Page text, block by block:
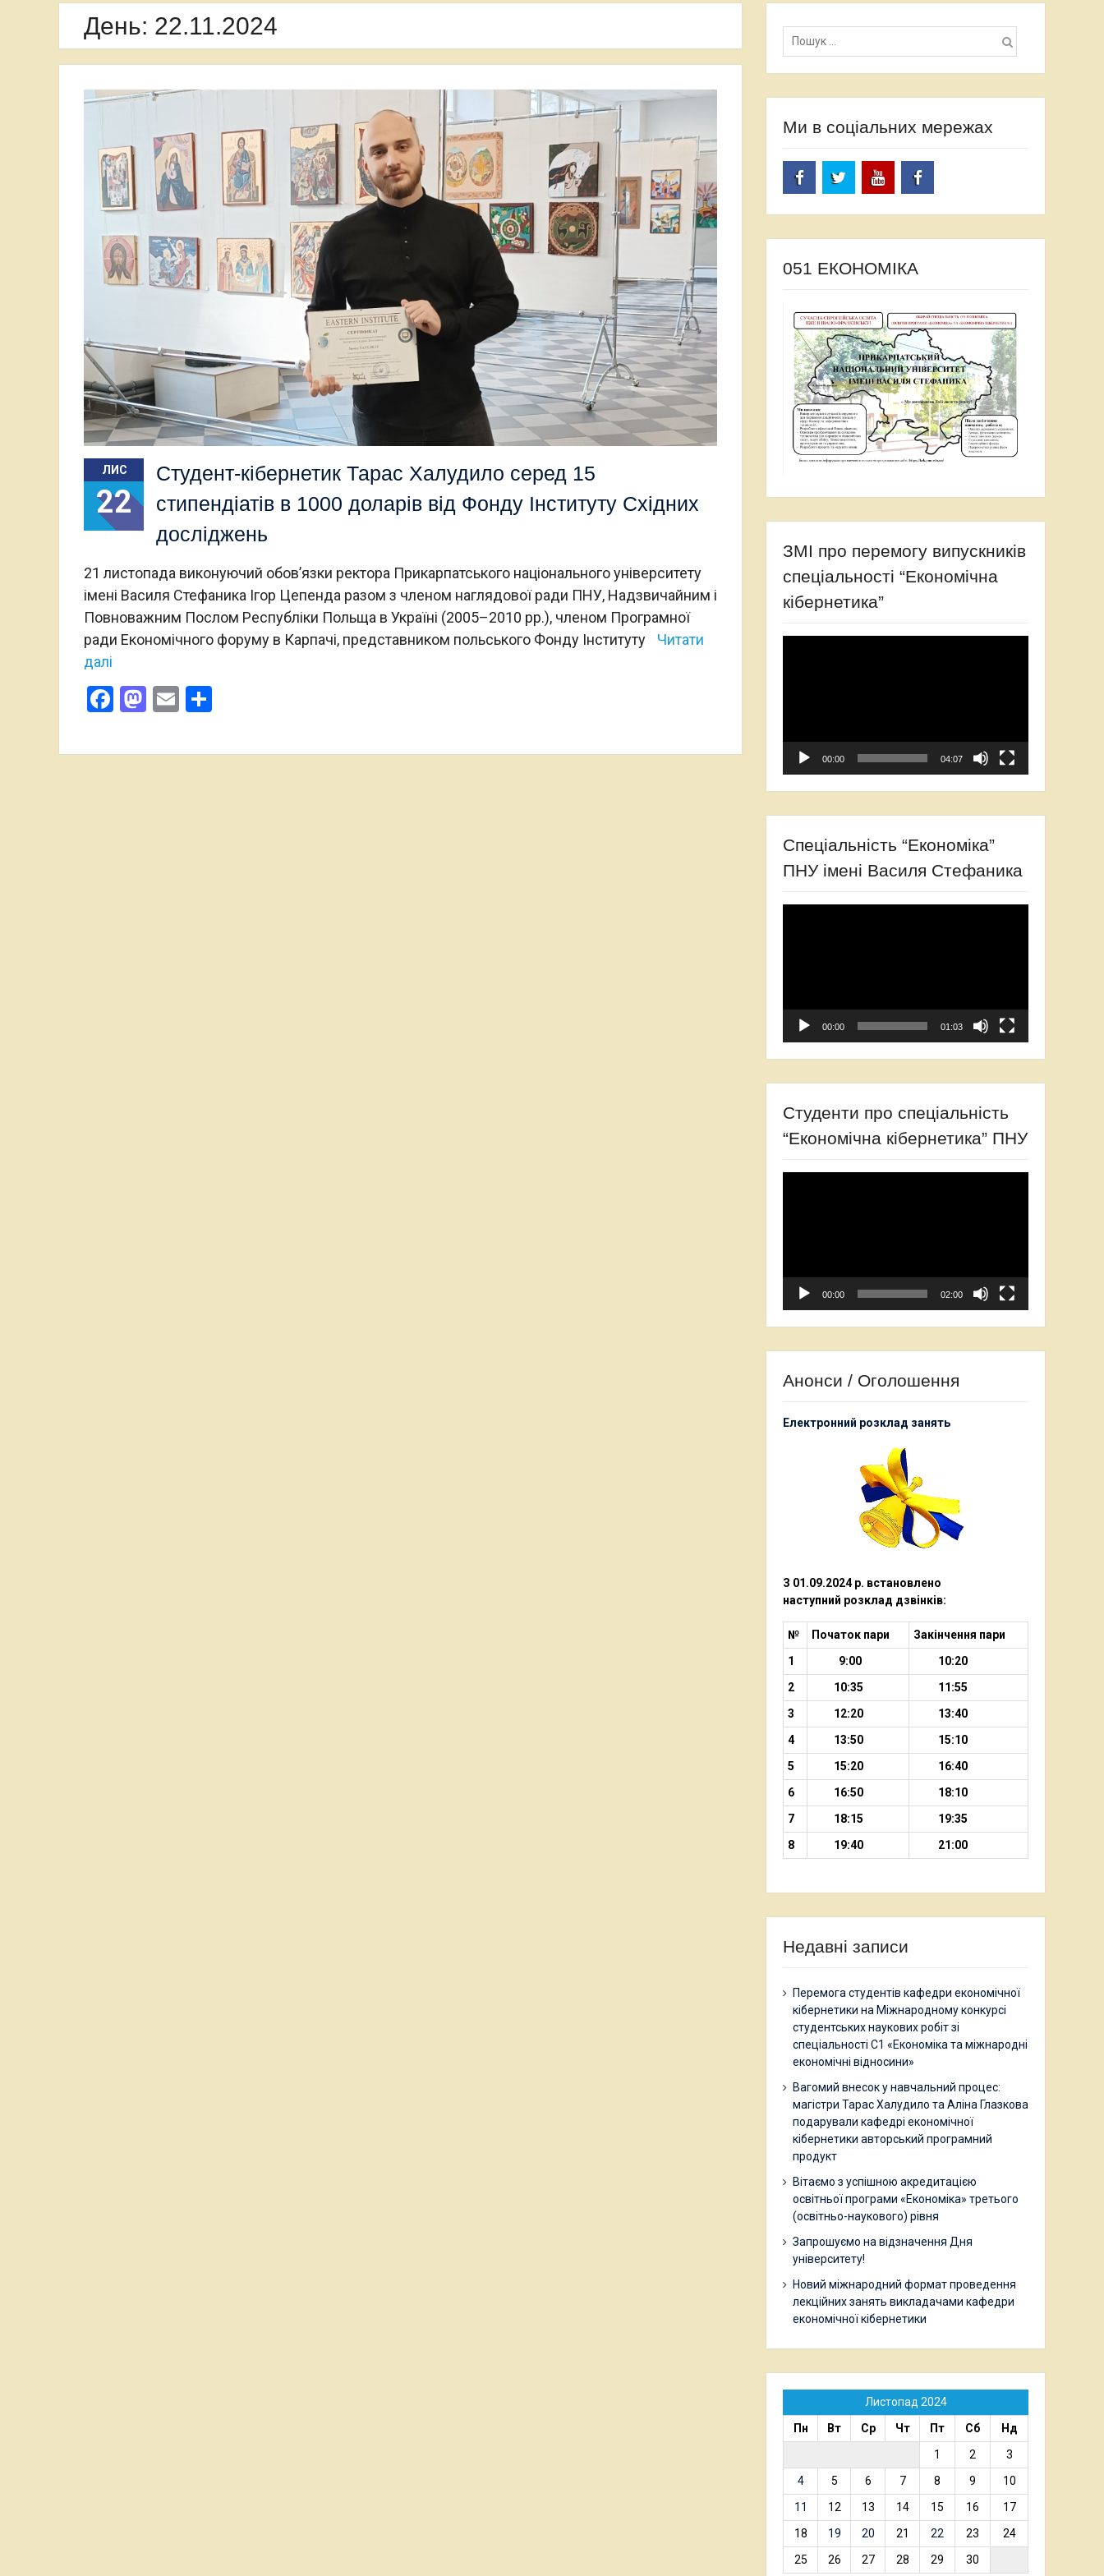
День: 22.11.2024
ЛИС
22
Студент-кібернетик Тарас Халудило серед 15
стипендіатів в 1000 доларів від Фонду Інституту Східних
досліджень
21 листопада виконуючий обов’язки ректора Прикарпатського національного університету
імені Василя Стефаника Ігор Цепенда разом з членом наглядової ради ПНУ, Надзвичайним і
Повноважним Послом Республіки Польща в Україні (2005–2010 рр.), членом Програмної
ради Економічного форуму в Карпачі, представником польського Фонду Інституту
Читати
далі
Facebook
Mastodon
Email
Пошук:
Ми в соціальних мережах
051 ЕКОНОМІКА
ЗМІ про перемогу випускників
спеціальності “Економічна
кібернетика”
00:00 04:07
Спеціальність “Економіка”
ПНУ імені Василя Стефаника
00:00 01:03
Студенти про спеціальність
“Економічна кібернетика” ПНУ
00:00 02:00
Анонси / Оголошення
Електронний розклад занять
З 01.09.2024 р. встановлено
наступний розклад дзвінків:
№ Початок пари
Закінчення пари
1
9:00
10:20
2
10:35
11:55
3
12:20
13:40
4
13:50
15:10
5
15:20
16:40
6
16:50
18:10
7
18:15
19:35
8
19:40 21:00
Недавні записи
Перемога студентів кафедри економічної
кібернетики на Міжнародному конкурсі
студентських наукових робіт зі
спеціальності С1 «Економіка та міжнародні
економічні відносини»
Вагомий внесок у навчальний процес:
магістри Тарас Халудило та Аліна Глазкова
подарували кафедрі економічної
кібернетики авторський програмний
продукт
Вітаємо з успішною акредитацією
освітньої програми «Економіка» третього
(освітньо-наукового) рівня
Запрошуємо на відзначення Дня
університету!
Новий міжнародний формат проведення
лекційних занять викладачами кафедри
економічної кібернетики
Листопад 2024
Пн
Вт Ср Чт Пт Сб
Нд
1
2
3
4
5 6 7 8 9
10
11
12 13 14 15 16
17
18
19 20 21 22 23
24
25
26 27 28 29 30